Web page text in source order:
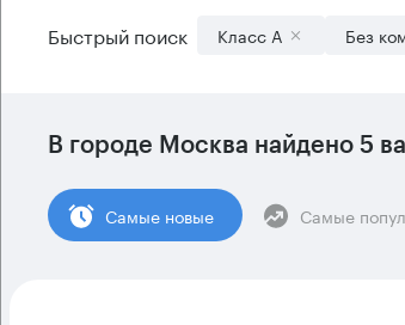
Быстрый поиск Класс А Без
В городе Москва найдено 5
Cамые новые Самые